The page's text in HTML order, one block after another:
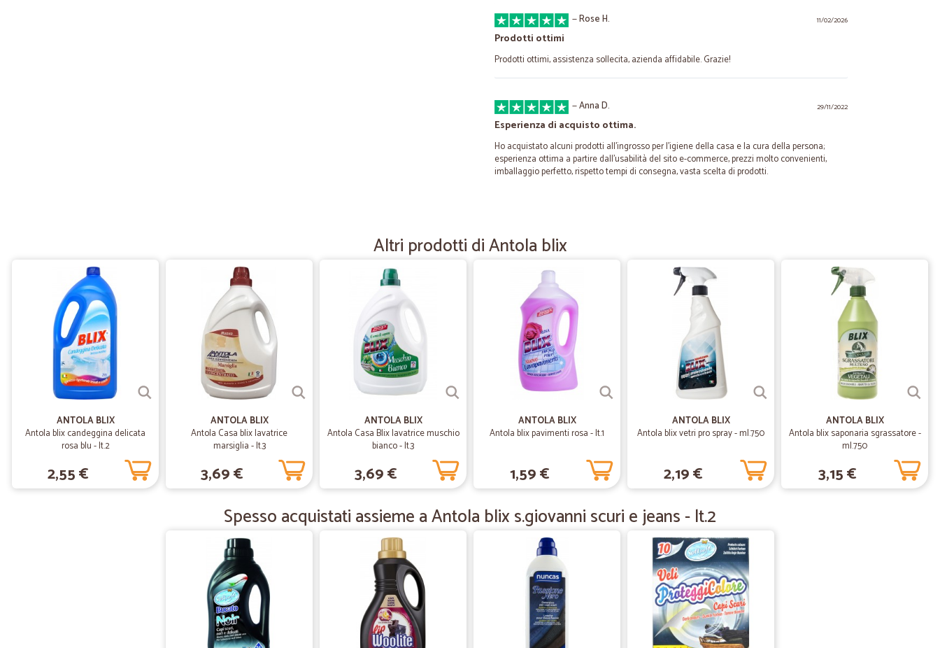
11/02/2026
—Rose H.
Prodotti ottimi
Prodotti ottimi, assistenza sollecita, azienda affidabile. Grazie!
29/11/2022
—Anna D.
Esperienza di acquisto ottima.
Ho acquistato alcuni prodotti all'ingrosso per l'igiene della casa e la cura della persona;
esperienza ottima a partire dall'usabilità del sito e-commerce, prezzi molto convenienti,
imballaggio perfetto, rispetto tempi di consegna, vasta scelta di prodotti.
Ottima esperienza
19/12/2021
—
Sempre perfetti
Sempre perfetti
07/03/2020
— Enrico M.
Tutto ok a parte la spedizione
18/01/2020
Molto soddisfatta dei miei acquisti, prodotti freschi, spedizione rapida
Tutto perfetto come da descrizione
Tutto perfetto come da descrizione, imballo impeccabile, e prodotti di qualità, lo consiglio
vivamente.
Altri prodotti di Antola blix
ANTOLA BLIX
Antola blix candeggina delicata
rosa blu - lt.2
2,55 €
ANTOLA BLIX
Antola Casa blix lavatrice
marsiglia - lt.3
3,69 €
ANTOLA BLIX
Antola Casa Blix lavatrice muschio
bianco - lt.3
3,69 €
ANTOLA BLIX
Antola blix pavimenti rosa - lt.1
1,59 €
ANTOLA BLIX
Antola blix vetri pro spray - ml.750
2,19 €
ANTOLA BLIX
Antola blix saponaria sgrassatore -
ml.750
3,15 €
Spesso acquistati assieme a Antola blix s.giovanni scuri e jeans - lt.2